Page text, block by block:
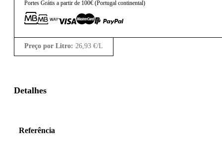
Portes Grátis a partir de 100€ (Portugal continental)
Preço por Litro: 26,93 €/L
Detalhes
Referência